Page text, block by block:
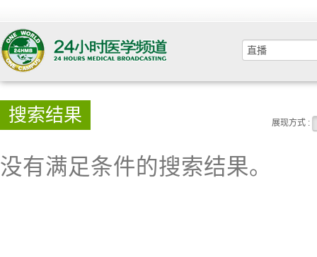
搜索结果 展现方式 :
没有满足条件的搜索结果。